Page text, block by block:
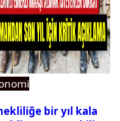
bir yıl kala